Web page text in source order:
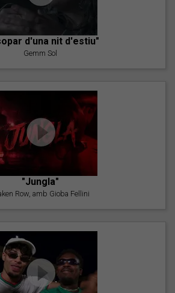
d'una nit d'estiu"
Gemm Sol
"Jungla"
Row, amb Gioba Fellini